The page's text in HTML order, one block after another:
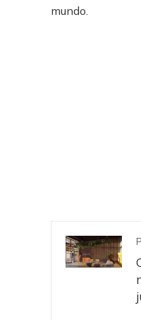
mundo.